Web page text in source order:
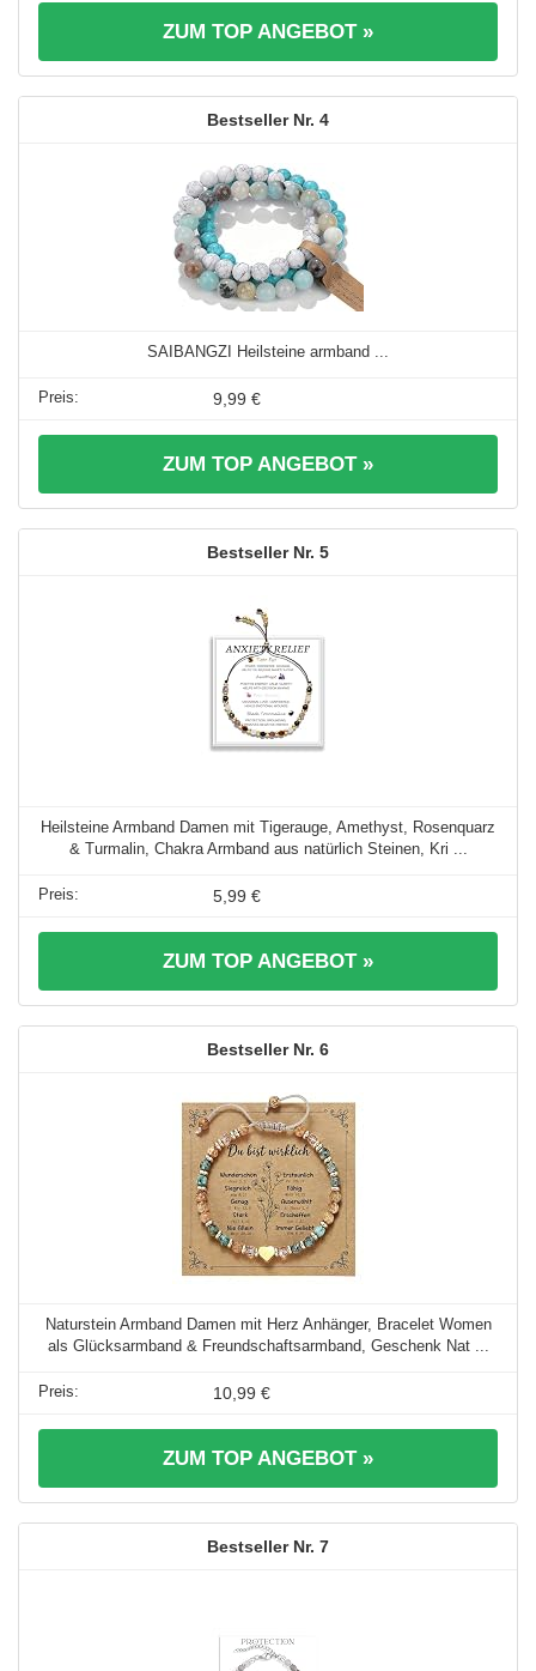
ZUM TOP ANGEBOT »
4
SAIBANGZI Heilsteine armband ...
9,99 €
ZUM TOP ANGEBOT »
5
Heilsteine Armband Damen mit Tigerauge, Amethyst, Rosenquarz
& Turmalin, Chakra Armband aus natürlich Steinen, Kri ...
5,99 €
ZUM TOP ANGEBOT »
6
Naturstein Armband Damen mit Herz Anhänger, Bracelet Women
als Glücksarmband & Freundschaftsarmband, Geschenk Nat ...
10,99 €
ZUM TOP ANGEBOT »
7